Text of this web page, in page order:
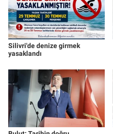
Silivri'de denize girmek
yasaklandı